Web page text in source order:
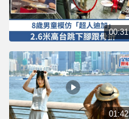
00:31
01:42